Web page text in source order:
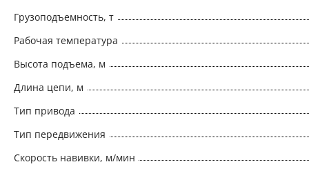
Грузоподъемность, т
Рабочая температура
Высота подъема, м
Длина цепи, м
Тип привода
Тип передвижения
Скорость навивки, м/мин